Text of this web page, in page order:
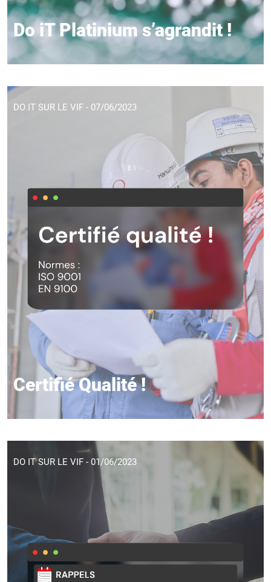
Do iT Platinium s’agrandit !
DO IT SUR LE VIF - 07/06/2023
Certifié Qualité !
DO IT SUR LE VIF - 01/06/2023